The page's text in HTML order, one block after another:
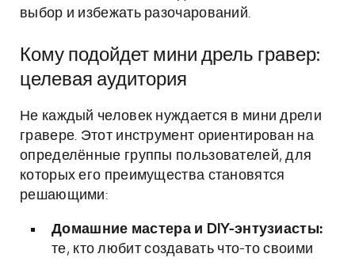
выбор и избежать разочарований.
Кому подойдет мини дрель гравер:
целевая аудитория
Не каждый человек нуждается в мини дрели
гравере. Этот инструмент ориентирован на
определённые группы пользователей, для
которых его преимущества становятся
решающими:
Домашние мастера и DIY-энтузиасты:
те, кто любит создавать что-то своими